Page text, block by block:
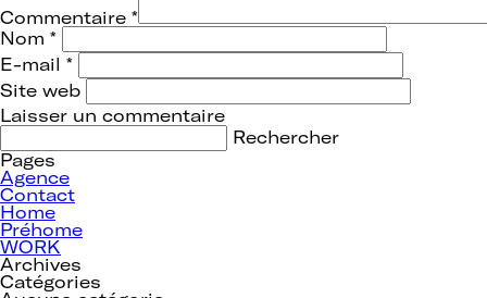
Commentaire *
Nom *
E-mail *
Site web
Rechercher :
Pages
Agence
Contact
Home
Préhome
WORK
Archives
Catégories